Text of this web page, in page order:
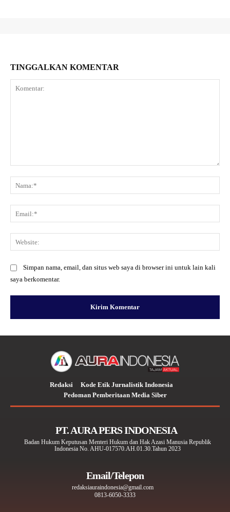
TINGGALKAN KOMENTAR
Simpan nama, email, dan situs web saya di browser ini untuk lain kali
saya berkomentar.
Redaksi
Kode Etik Jurnalistik Indonesia
Pedoman Pemberitaan Media Siber
PT. AURA PERS INDONESIA
Badan Hukum Keputusan Menteri Hukum dan Hak Azasi Manusia Republik
Indonesia No. AHU-017570.AH.01.30.Tahun 2023
Email/Telepon
redaksiauraindonesia@gmail.com
0813-6050-3333